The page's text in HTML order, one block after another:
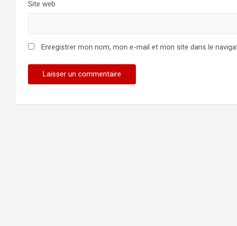
Site web
Enregistrer mon nom, mon e-mail et mon site dans le